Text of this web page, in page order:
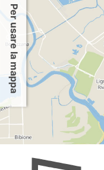
Per usare la mappa